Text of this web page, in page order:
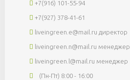
+7(916) 101-55-94
+7(927) 378-41-61
liveingreen.e@mail.ru директор
liveingreen.n@mail.ru менеджер
liveingreen.l@mail.ru менеджер
(Пн-Пт) 8:00 - 16:00